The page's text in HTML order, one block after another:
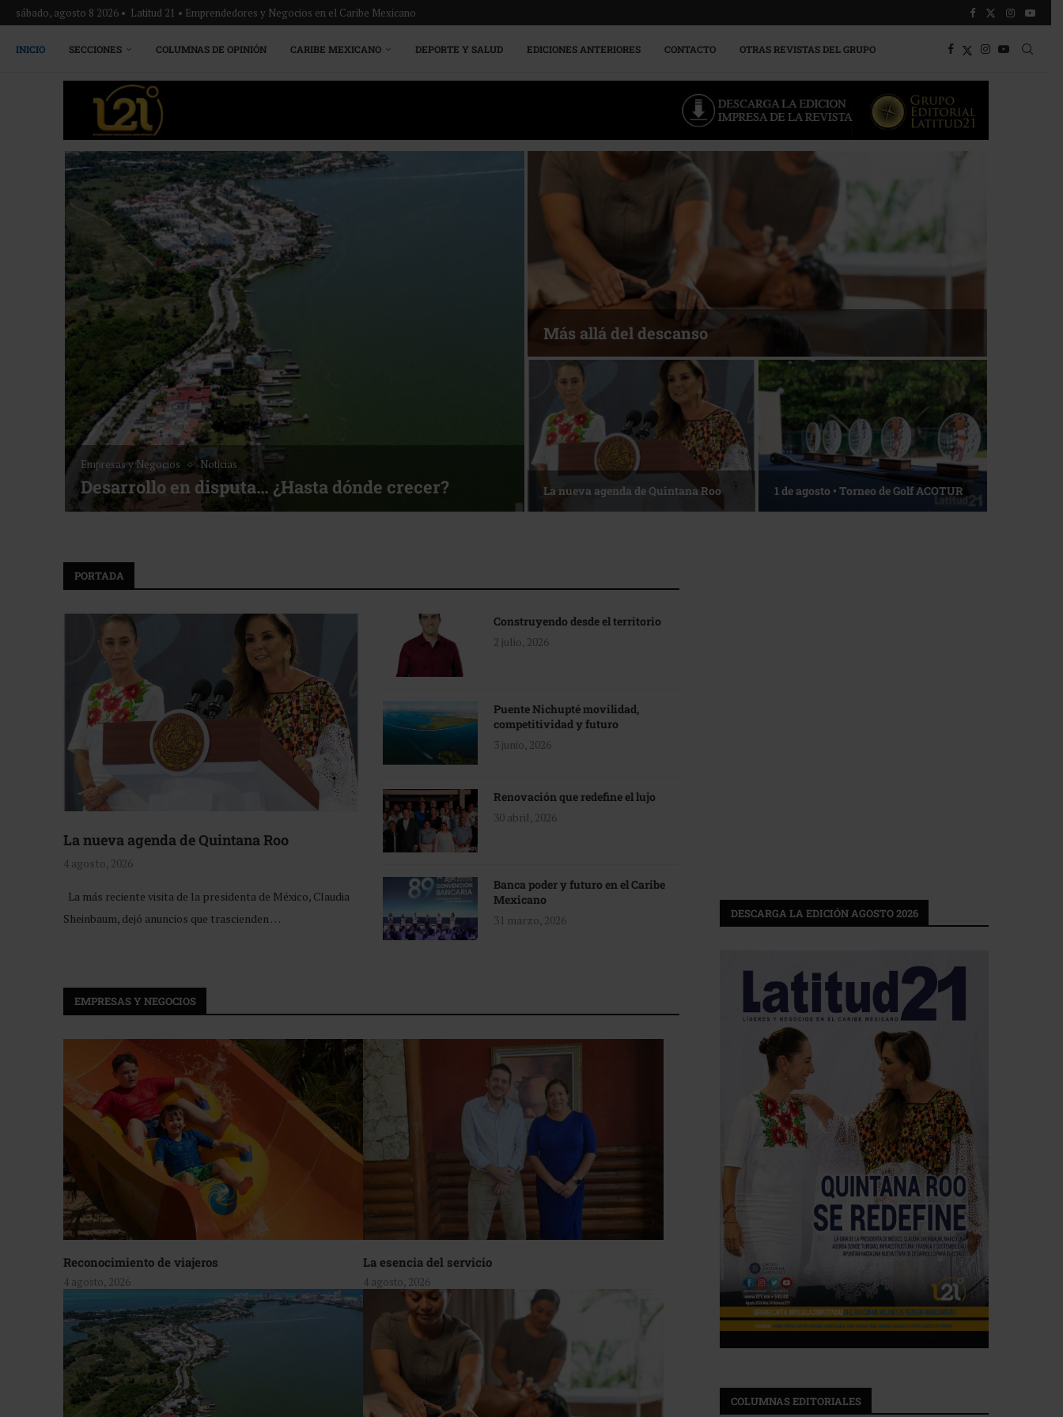
sábado, agosto 8 2026 • Latitud 21 • Emprendedores y Negocios en el Caribe Mexicano
INICIO SECCIONES COLUMNAS DE OPINIÓN CARIBE MEXICANO DEPORTE Y SALUD EDICIONES ANTERIORES CONTACTO OTRAS REVISTAS DEL GRUPO
Empresas y Negocios Noticias
Desarrollo en disputa… ¿Hasta dónde crecer?
Más allá del descanso
La nueva agenda de Quintana Roo 1 de agosto • Torneo de Golf ACOTUR
PORTADA
La nueva agenda de Quintana Roo
4 agosto, 2026
La más reciente visita de la presidenta de México, Claudia
Sheinbaum, dejó anuncios que trascienden …
Construyendo desde el territorio
2 julio, 2026
Puente Nichupté movilidad,
competitividad y futuro
3 junio, 2026
Renovación que redefine el lujo
30 abril, 2026
Banca poder y futuro en el Caribe
Mexicano
31 marzo, 2026
EMPRESAS Y NEGOCIOS
Reconocimiento de viajeros
4 agosto, 2026
La esencia del servicio
4 agosto, 2026
DESCARGA LA EDICIÓN AGOSTO 2026
COLUMNAS EDITORIALES